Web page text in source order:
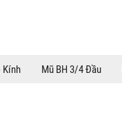
Kính Mũ BH 3/4 Đầu